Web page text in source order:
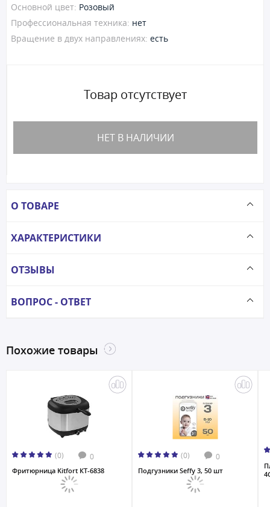
Основной цвет: Розовый
Профессиональная техника: нет
Вращение в двух направлениях: есть
Товар отсутствует
НЕТ В НАЛИЧИИ
О ТОВАРЕ
ХАРАКТЕРИСТИКИ
ОТЗЫВЫ
ВОПРОС - ОТВЕТ
Похожие товары
(0) 0
Фритюрница Kitfort КТ-6838
(0) 0
Подгузники Seffy 3, 50 шт